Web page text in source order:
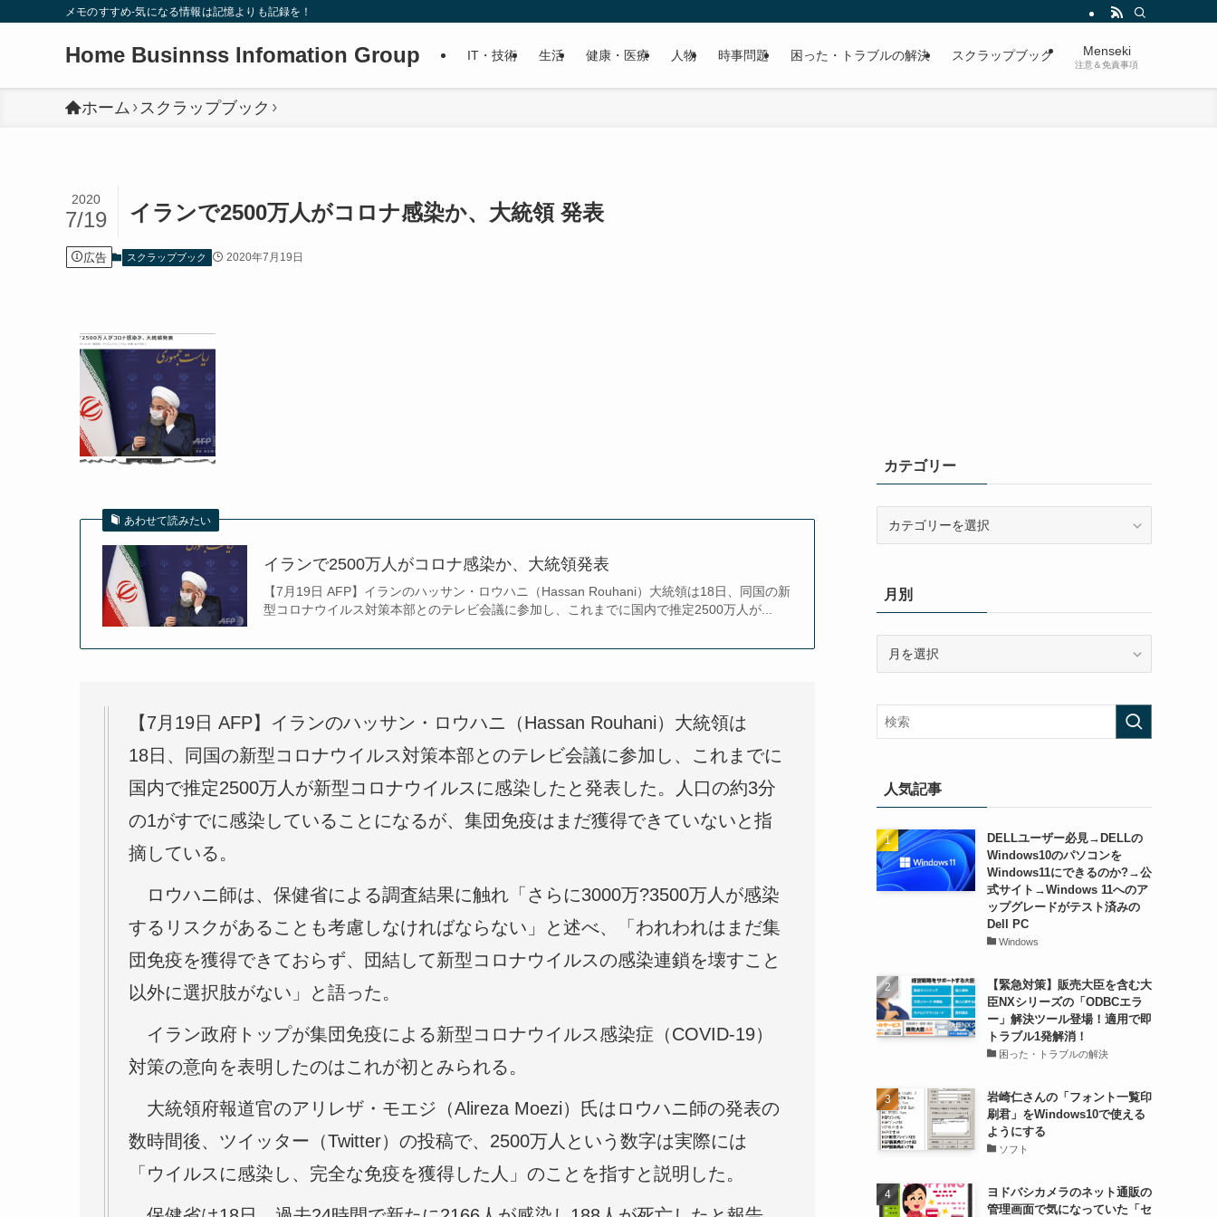
メモのすすめ-気になる情報は記憶よりも記録を！
Home Businnss Infomation Group IT・技術 生活 健康・医療 人物 時事問題 困った・トラブルの解決 スクラップブック Menseki
注意＆免責事項
ホーム スクラップブック
イランで2500万人がコロナ感染か、大統領 発表
2020
7/19
広告 スクラップブック 2020年7月19日
あわせて読みたい
イランで2500万人がコロナ感染か、大統領発表
【7月19日 AFP】イランのハッサン・ロウハニ（Hassan Rouhani）大統領は18日、同国の新
型コロナウイルス対策本部とのテレビ会議に参加し、これまでに国内で推定2500万人が...
【7月19日 AFP】イランのハッサン・ロウハニ（Hassan Rouhani）大統領は
18日、同国の新型コロナウイルス対策本部とのテレビ会議に参加し、これまでに
国内で推定2500万人が新型コロナウイルスに感染したと発表した。人口の約3分
の1がすでに感染していることになるが、集団免疫はまだ獲得できていないと指
摘している。
ロウハニ師は、保健省による調査結果に触れ「さらに3000万?3500万人が感染
するリスクがあることも考慮しなければならない」と述べ、「われわれはまだ集
団免疫を獲得できておらず、団結して新型コロナウイルスの感染連鎖を壊すこと
以外に選択肢がない」と語った。
イラン政府トップが集団免疫による新型コロナウイルス感染症（COVID-19）
対策の意向を表明したのはこれが初とみられる。
大統領府報道官のアリレザ・モエジ（Alireza Moezi）氏はロウハニ師の発表の
数時間後、ツイッター（Twitter）の投稿で、2500万人という数字は実際には
「ウイルスに感染し、完全な免疫を獲得した人」のことを指すと説明した。
カテゴリー
ー月別
人気記事
DELLユーザー必見→DELLの
Windows10のパソコンを
Windows11にできるのか?→公
式サイト→Windows 11へのア
ップグレードがテスト済みの
Dell PC
Windows
【緊急対策】販売大臣を含む大
臣NXシリーズの「ODBCエラ
ー」解決ツール登場！適用で即
トラブル1発解消！
困った・トラブルの解決
岩崎仁さんの「フォント一覧印
刷君」をWindows10で使える
ようにする
ソフト
ヨドバシカメラのネット通販の
管理画面で気になっていた「セ